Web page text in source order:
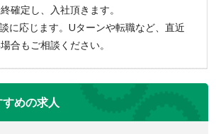
確定し、入社頂きます。
に応じます。Uターンや転職など、直近
合もご相談ください。
めの求人